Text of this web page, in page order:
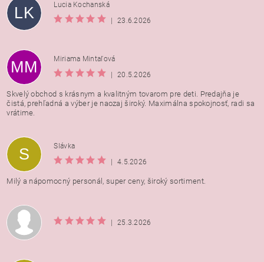
Vložením hodnotenie súhlasíte s
osobných údajov
LK
Lucia Kochanská
|
23.6.2026
MM
Miriama Mintaľová
|
20.5.2026
Skvelý obchod s krásnym a kvalitným tovarom pre deti. Predajňa je
čistá, prehľadná a výber je naozaj široký. Maximálna spokojnosť, radi sa
vrátime.
S
Slávka
|
4.5.2026
Milý a nápomocný personál, super ceny, široký sortiment.
| 25.3.2026